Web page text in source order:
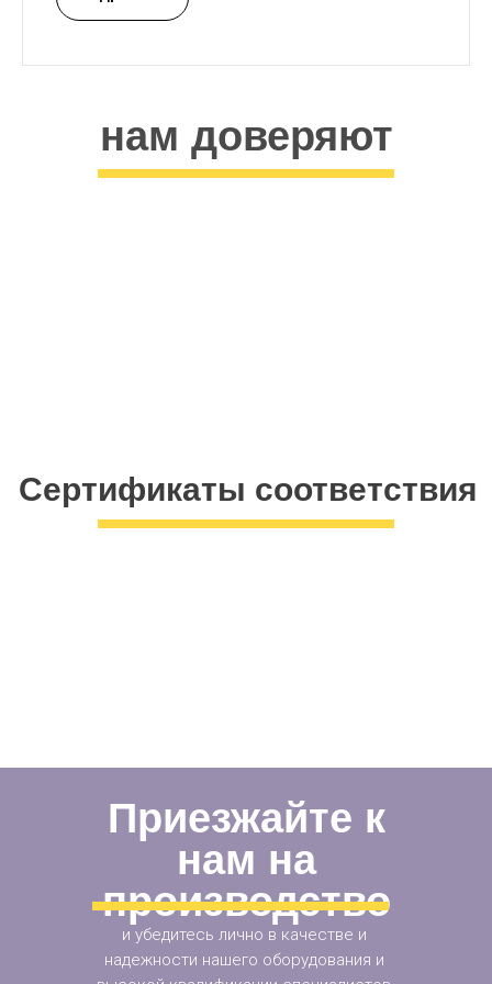
нам доверяют
Сертификаты соответствия
Приезжайте к
нам на
производство
и убедитесь лично в качестве и
надежности нашего оборудования и